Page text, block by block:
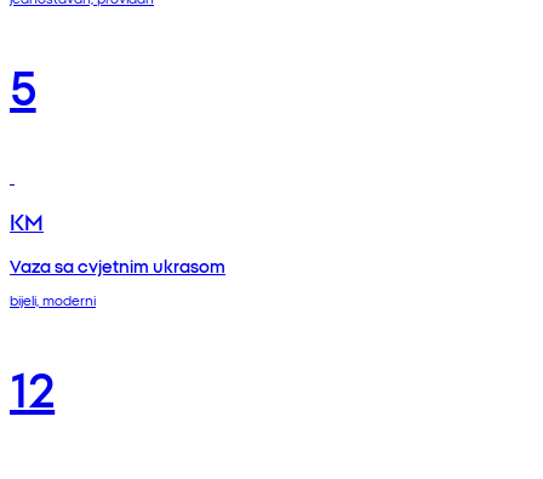
5
KM
Vaza sa cvjetnim ukrasom
bijeli, moderni
12